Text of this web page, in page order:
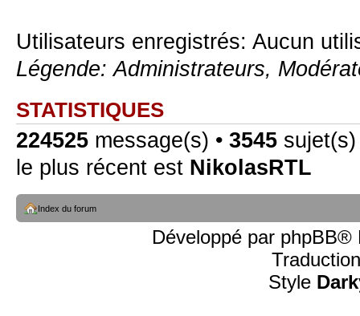
Utilisateurs enregistrés: Aucun
Légende:Administrateurs,
STATISTIQUES
224525 message(s) • 3545
le plus récent est NikolasRTL
Index du forum
Développé par phpBB®
Style